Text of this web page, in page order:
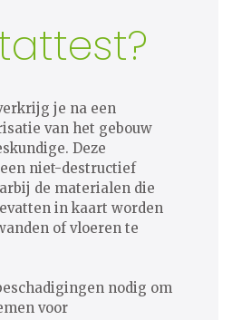
je na een
van het gebouw
Deze
niet-destructief
de materialen die
in kaart worden
of vloeren te
nodig om
voor